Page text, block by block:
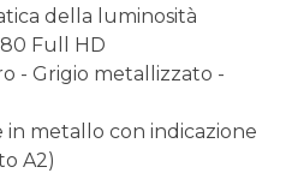
della luminosità
Full HD
- Grigio metallizzato -
metallo con indicazione
A2)